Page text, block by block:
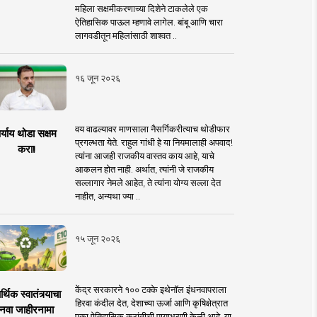
महिला सक्षमीकरणाच्या दिशेने टाकलेले एक
ऐतिहासिक पाऊल म्हणावे लागेल. बांबू आणि चारा
लागवडीतून महिलांसाठी शाश्वत ..
१६ जून २०२६
थोडा सक्षम
करा!
वय वाढल्यावर माणसाला नैसर्गिकरीत्याच थोडीफार
प्रगल्भता येते. राहुल गांधी हे या नियमालाही अपवाद!
त्यांना आजही राजकीय वास्तव काय आहे, याचे
आकलन होत नाही. अर्थात, त्यांनी जे राजकीय
सल्लागार नेमले आहेत, ते त्यांना योग्य सल्ला देत
नाहीत, अन्यथा ज्या ..
१५ जून २०२६
स्वातंत्र्याचा
जाहीरनामा
केंद्र सरकारने १०० टक्के इथेनॉल इंधनवापराला
हिरवा कंदील देत, देशाच्या ऊर्जा आणि कृषिक्षेत्रात